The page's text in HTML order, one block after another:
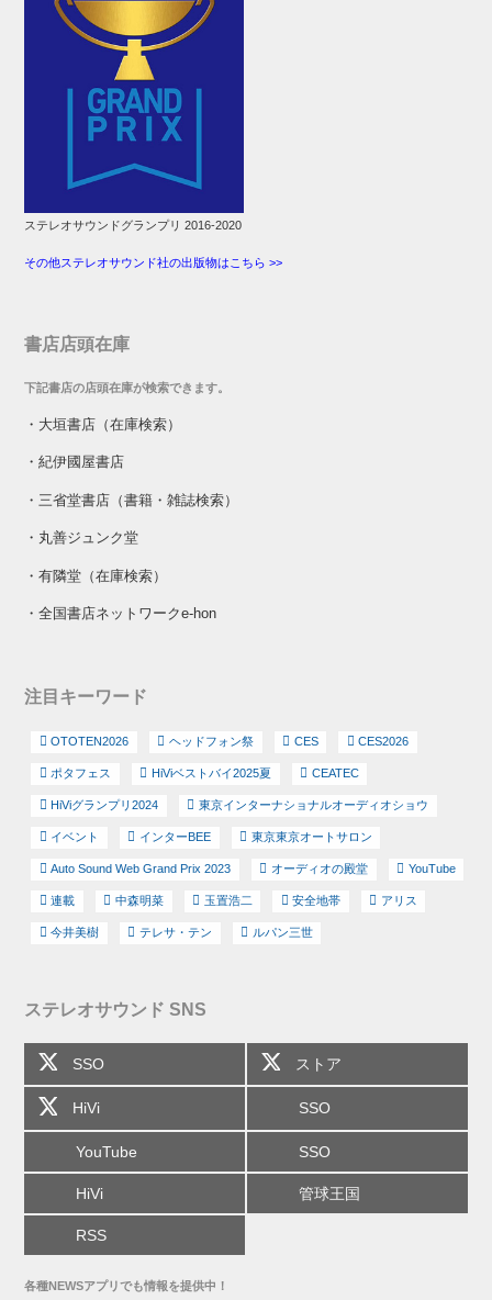
ステレオサウンドグランプリ 2016-2020
その他ステレオサウンド社の出版物はこちら >>
書店店頭在庫
下記書店の店頭在庫が検索できます。
・ 大垣書店（在庫検索）
・紀伊國屋書店
・ 三省堂書店（書籍・雑誌検索）
・ 丸善ジュンク堂
・有隣堂（在庫検索）
・全国書店ネットワークe-hon
注目キーワード
OTOTEN2026 ヘッドフォン祭 CES CES2026
ポタフェス HiViベストバイ2025夏 CEATEC
HiViグランプリ2024 東京インターナショナルオーディオショウ
イベント インターBEE 東京東京オートサロン
Auto Sound Web Grand Prix 2023 オーディオの殿堂 YouTube
連載 中森明菜 玉置浩二 安全地帯 アリス
今井美樹 テレサ・テン ルパン三世
ステレオサウンド SNS
SSO ストア
HiVi SSO
YouTube SSO
HiVi 管球王国
RSS
各種NEWSアプリでも情報を提供中！